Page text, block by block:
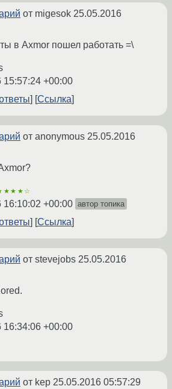
от migesok 25.05.2016
в Axmor пошел работать =\
15:57:24 +00:00
Ссылка
от anonymous 25.05.2016
16:10:02 +00:00 автор топика
Ссылка
от stevejobs 25.05.2016
16:34:06 +00:00
от kep 25.05.2016 05:57:29